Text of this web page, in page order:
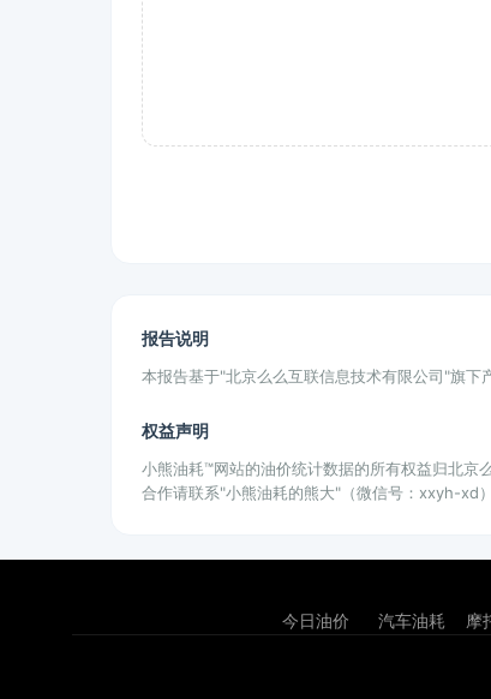
报告说明
本报告基于"北京么么互联信息技术有限公司"旗下
权益声明
小熊油耗™网站的油价统计数据的所有权益归北京
合作请联系"小熊油耗的熊大"（微信号：xxyh-xd）
今日油价 汽车油耗 摩